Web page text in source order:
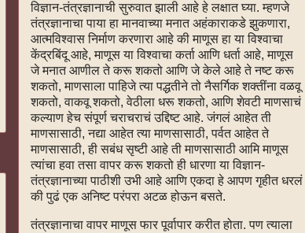
विज्ञान-तंत्रज्ञानाची सुरुवात झाली आहे हे लक्षात घ्या. म्हणजे
तंत्रज्ञानाचा पाया हा मानवाच्या मनात अहंकाराकडे झुकणारा,
आत्मविश्वास निर्माण करणारा आहे की माणूस हा या विश्वाचा
केंद्रबिंदू आहे, माणूस या विश्वाचा कर्ता आणि धर्ता आहे, माणूस
जे मनात आणील ते करू शकतो आणि जे केले आहे ते नष्ट करू
शकतो, माणसाला पाहिजे त्या पद्धतीने तो नैसर्गिक शक्तींना वळवू
शकतो, वाकवू शकतो, वेठीला धरू शकतो, आणि शेवटी माणसाचं
कल्याण हेच संपूर्ण चराचराचं उद्दिष्ट आहे. जंगलं आहेत ती
माणसासाठी, नद्या आहेत त्या माणसासाठी, पर्वत आहेत ते
माणसासाठी, ही सबंध सृष्टी आहे ती माणसासाठी आमि माणूस
त्यांचा हवा तसा वापर करू शकतो ही धारणा या विज्ञान-
तंत्रज्ञानाच्या पाठीशी उभी आहे आणि एकदा हे आपण गृहीत धरलं
की पुढं एक अनिष्ट परंपरा अटळ होऊन बसते.
तंत्रज्ञानाचा वापर माणूस फार पूर्वापार करीत होता. पण त्याला